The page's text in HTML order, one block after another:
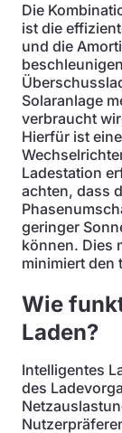
Die
ist die
und die
Solaranlage
verbraucht
Hierfür ist
Ladestation
achten, dass
geringer
können. Dies
minimiert den
Wie
Laden?
Intelligentes
des